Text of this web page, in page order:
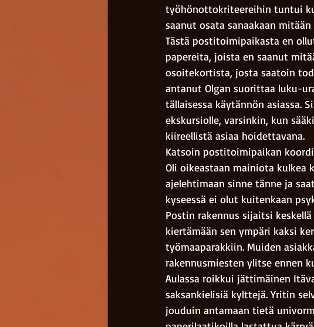
työhönottokriteereihin tuntui
saanut osata sanaakaan
Tästä postitoimipaikasta en
papereita, joista en saanut
osoitekortista, josta saatoin
antanut Olgan suorittaa luku-
tällaisessa käytännön asiassa.
ekskursiolle, varsinkin, kun
kiireellistä asiaa hoidettavana.
Katsoin postitoimipaikan
Oli oikeastaan mainiota kulkea
ajelehtimaan sinne tänne ja
kyseessä ei olut kuitenkaan
Postin rakennus sijaitsi
kiertämään sen ympäri kaksi
työmaaparakkiin. Muiden
rakennusmiesten ylitse ennen
Aulassa roikkui jättimäinen
saksankielisiä kylttejä. Yritin
jouduin antamaan tietä